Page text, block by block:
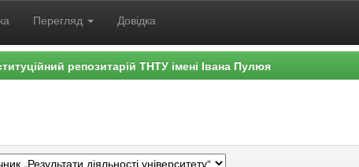
Перегляд Довідка
репозитарій ТНТУ імені Івана Пулюя